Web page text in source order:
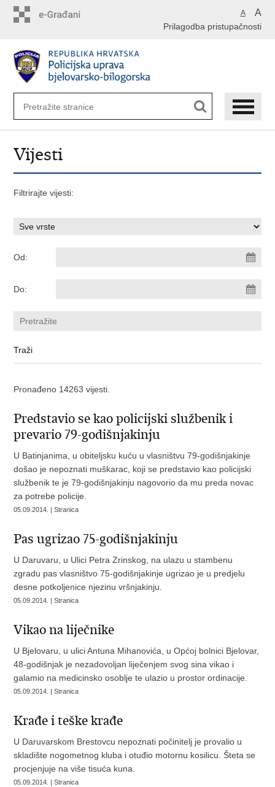
A A
Prilagodba pristupačnosti
Vijesti
Filtrirajte vijesti:
Od:
Do:
Pronađeno 14263 vijesti.
Predstavio se kao policijski službenik i
prevario 79-godišnjakinju
U Batinjanima, u obiteljsku kuću u vlasništvu 79-godišnjakinje
došao je nepoznati muškarac, koji se predstavio kao policijski
službenik te je 79-godišnjakinju nagovorio da mu preda novac
za potrebe policije.
05.09.2014. | Stranica
Pas ugrizao 75-godišnjakinju
U Daruvaru, u Ulici Petra Zrinskog, na ulazu u stambenu
zgradu pas vlasništvo 75-godišnjakinje ugrizao je u predjelu
desne potkoljenice njezinu vršnjakinju.
05.09.2014. | Stranica
Vikao na liječnike
U Bjelovaru, u ulici Antuna Mihanovića, u Općoj bolnici Bjelovar,
48-godišnjak je nezadovoljan liječenjem svog sina vikao i
galamio na medicinsko osoblje te ulazio u prostor ordinacije.
05.09.2014. | Stranica
Krađe i teške krađe
U Daruvarskom Brestovcu nepoznati počinitelj je provalio u
skladište nogometnog kluba i otuđio motornu kosilicu. Šteta se
procjenjuje na više tisuća kuna.
05.09.2014. | Stranica